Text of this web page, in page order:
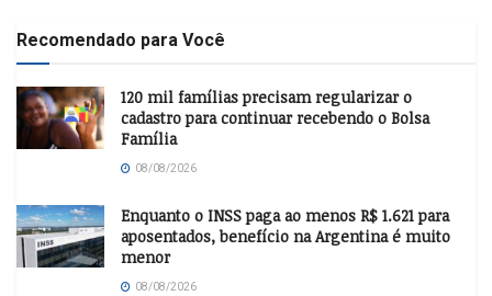
Recomendado para Você
120 mil famílias precisam regularizar o
cadastro para continuar recebendo o Bolsa
Família
08/08/2026
Enquanto o INSS paga ao menos R$ 1.621 para
aposentados, benefício na Argentina é muito
menor
08/08/2026